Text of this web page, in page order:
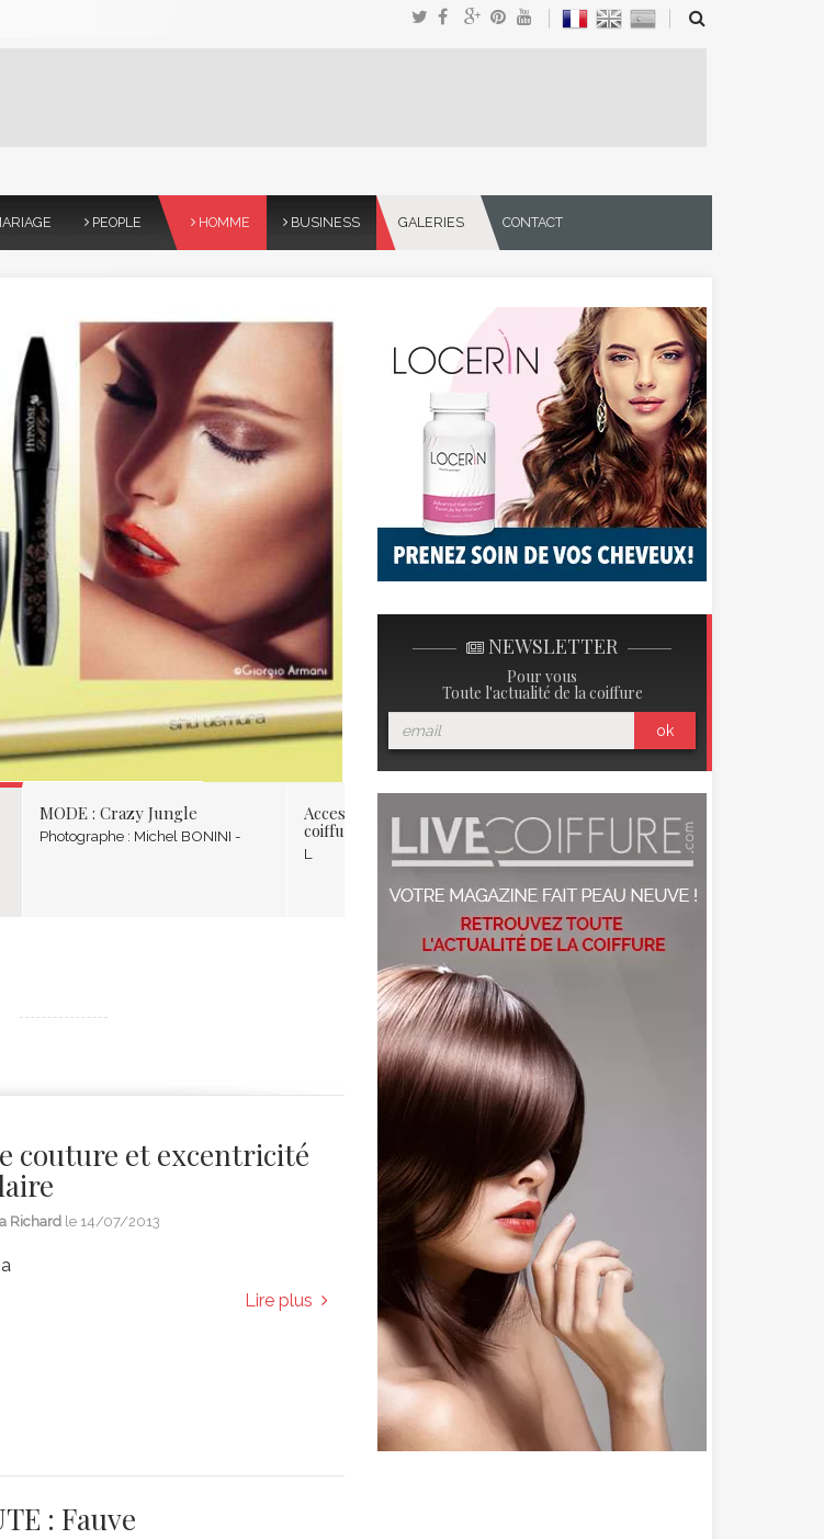
PEOPLE HOMME BUSINESS GALERIES CONTACT
MODE : Crazy Jungle
Photographe : Michel BONINI -
Accessoires cheveux pour
coiffures à couper le souffle
L
SHOPPING BEAUTE : Sous le
soleil…
Si le soleil réchauffe les peaux, il
dommages ...
couture et excentricité
Richard le 14/07/2013
Lire plus
: Fauve
NEWSLETTER
Pour vous
Toute l'actualité de la coiffure
ok